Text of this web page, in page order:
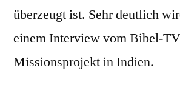
überzeugt ist. Sehr deutlich
einem Interview vom Bibel-
Missionsprojekt in Indien.